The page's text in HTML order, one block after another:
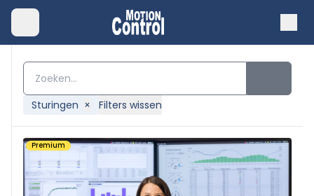
Sturingen × Filters wissen
Premium